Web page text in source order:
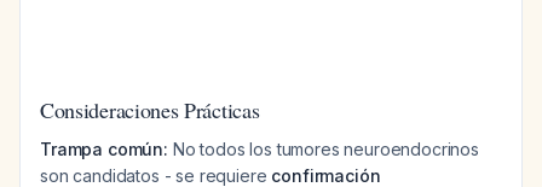
Consideraciones Prácticas
Trampa común: No todos los tumores neuroendocrinos
son candidatos - se requiere confirmación